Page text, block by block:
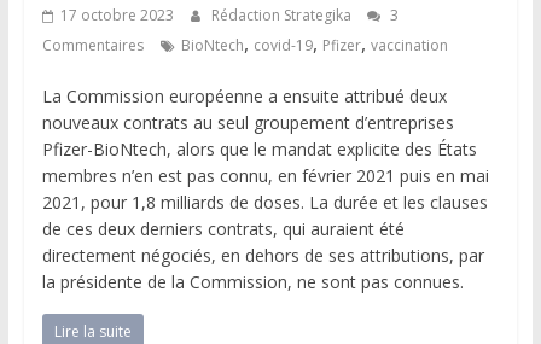
17 octobre 2023 Rédaction Strategika
3
Commentaires
BioNtech, covid-19, Pfizer, vaccination
La Commission européenne a ensuite attribué deux
nouveaux contrats au seul groupement d’entreprises
Pfizer-BioNtech, alors que le mandat explicite des États
membres n’en est pas connu, en février 2021 puis en mai
2021, pour 1,8 milliards de doses. La durée et les clauses
de ces deux derniers contrats, qui auraient été
directement négociés, en dehors de ses attributions, par
la présidente de la Commission, ne sont pas connues.
Lire la suite